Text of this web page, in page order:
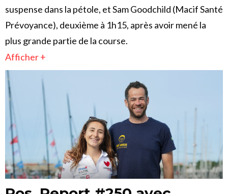
suspense dans la pétole, et Sam Goodchild (Macif Santé
Prévoyance), deuxième à 1h15, après avoir mené la
plus grande partie de la course.
Afficher +